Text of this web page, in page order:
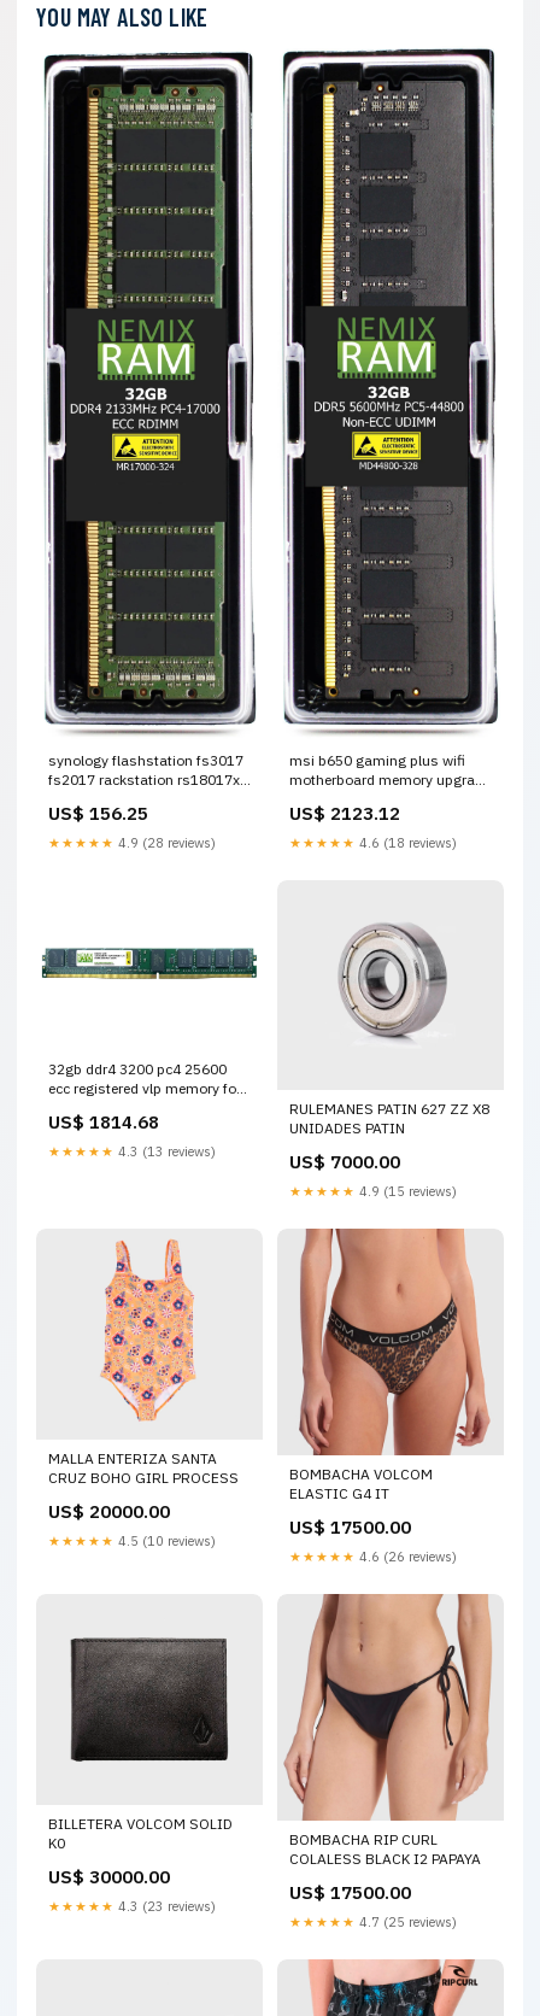
YOU MAY ALSO LIKE
synology flashstation fs3017
fs2017 rackstation rs18017xs
memory memory upgrade fg-
4400f
US$ 156.25
★★★★★ 4.9 (28 reviews)
msi b650 gaming plus wifi
motherboard memory upgrade
US$ 2123.12
★★★★★ 4.6 (18 reviews)
32gb ddr4 3200 pc4 25600
ecc registered vlp memory for
ram cosmetic surgery
equipment
US$ 1814.68
★★★★★ 4.3 (13 reviews)
RULEMANES PATIN 627 ZZ X8
UNIDADES PATIN
US$ 7000.00
★★★★★ 4.9 (15 reviews)
MALLA ENTERIZA SANTA
CRUZ BOHO GIRL PROCESS
US$ 20000.00
★★★★★ 4.5 (10 reviews)
BOMBACHA VOLCOM
ELASTIC G4 IT
US$ 17500.00
★★★★★ 4.6 (26 reviews)
BILLETERA VOLCOM SOLID
K0
US$ 30000.00
★★★★★ 4.3 (23 reviews)
BOMBACHA RIP CURL
COLALESS BLACK I2 PAPAYA
US$ 17500.00
★★★★★ 4.7 (25 reviews)